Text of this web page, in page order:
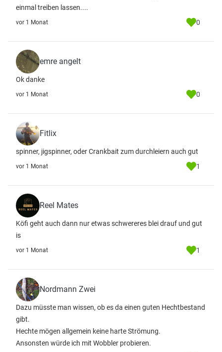
einmal treiben lassen....
vor 1 Monat 0
emre angelt
Ok danke
vor 1 Monat 0
Fitlix
spinner, jigspinner, oder Crankbait zum durchleiern auch gut
vor 1 Monat 1
Reel Mates
Köfi geht auch dann nur etwas schwereres blei drauf und gut
is
vor 1 Monat 1
Nordmann Zwei
Dazu müsste man wissen, ob es da einen guten Hechtbestand
gibt.
Hechte mögen allgemein keine harte Strömung.
Ansonsten würde ich mit Wobbler probieren.